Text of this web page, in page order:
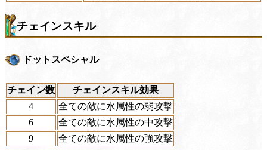
チェインスキル
ドットスペシャル
チェイン数
チェインスキル効果
4
全ての敵に水属性の弱攻撃
6
全ての敵に水属性の中攻撃
9
全ての敵に水属性の強攻撃